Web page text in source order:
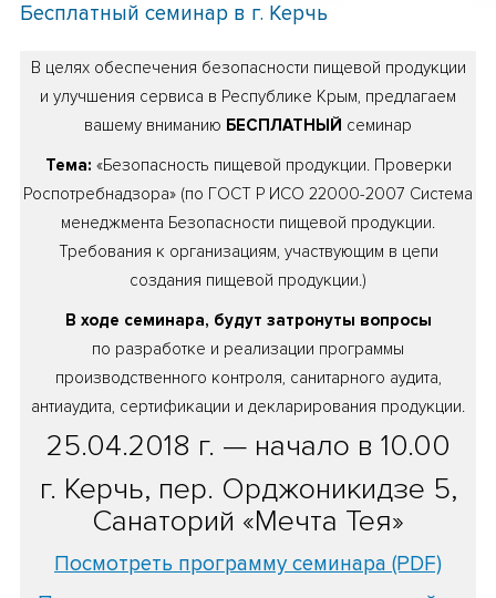
Бесплатный семинар в г. Керчь
В целях обеспечения безопасности пищевой продукции
и улучшения сервиса в Республике Крым, предлагаем
вашему вниманию БЕСПЛАТНЫЙ семинар
Тема: «Безопасность пищевой продукции. Проверки
Роспотребнадзора» (по ГОСТ Р ИСО 22000-2007 Система
менеджмента Безопасности пищевой продукции.
Требования к организациям, участвующим в цепи
создания пищевой продукции.)
В ходе семинара, будут затронуты вопросы
по разработке и реализации программы
производственного контроля, санитарного аудита,
антиаудита, сертификации и декларирования продукции.
25.04.2018 г. — начало в 10.00
г. Керчь, пер. Орджоникидзе 5,
Санаторий «Мечта Тея»
Посмотреть программу семинара (PDF)